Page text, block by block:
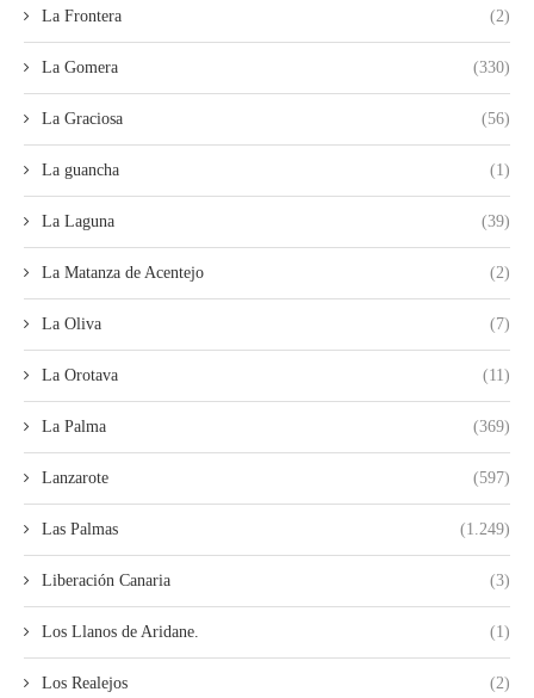
La Frontera (2)
La Gomera (330)
La Graciosa (56)
La guancha (1)
La Laguna (39)
La Matanza de Acentejo (2)
La Oliva (7)
La Orotava (11)
La Palma (369)
Lanzarote (597)
Las Palmas (1.249)
Liberación Canaria (3)
Los Llanos de Aridane. (1)
Los Realejos (2)